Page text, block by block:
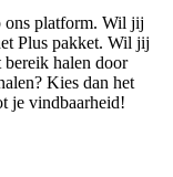
ons platform. Wil jij
Plus pakket. Wil jij
bereik halen door
Kies dan het
je vindbaarheid!